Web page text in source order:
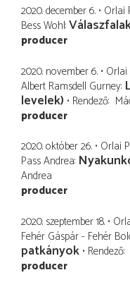
2020. december 6. Orlai
Bess Wohl
producer
2020. november 6.
Albert Ramsdell Gurney
levelek) Rendező
producer
2020. október 26. Orlai
Pass Andrea
Andrea
producer
2020. szeptember 18.
Fehér Gáspár - Fehér
patkányok Rendező
producer